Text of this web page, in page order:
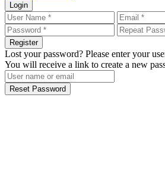
Login
Register
Lost your password? Please enter your
You will receive a link to create a new
Reset Password